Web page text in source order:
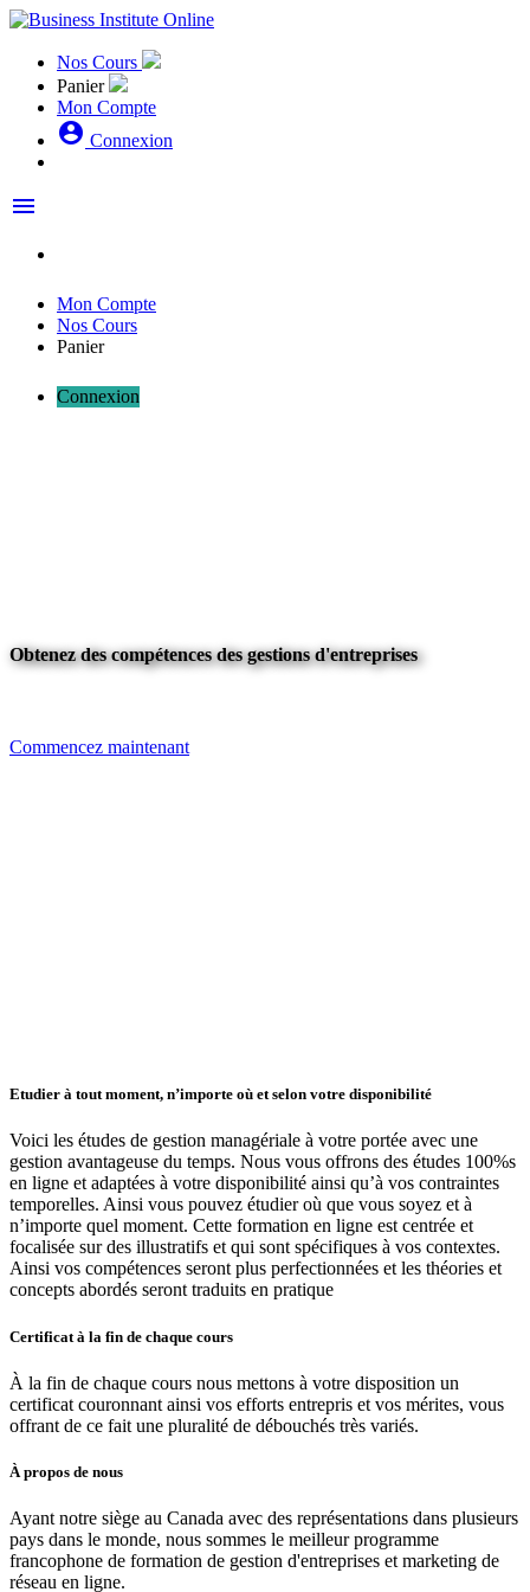
Nos Cours
Panier
Mon Compte
account_circle Connexion
menu
Mon Compte
Nos Cours
Panier
Connexion
Obtenez des compétences des gestions d'entreprises
Commencez maintenant
Etudier à tout moment, n’importe où et selon votre disponibilité
Voici les études de gestion managériale à votre portée avec une
gestion avantageuse du temps. Nous vous offrons des études 100%s
en ligne et adaptées à votre disponibilité ainsi qu’à vos contraintes
temporelles. Ainsi vous pouvez étudier où que vous soyez et à
n’importe quel moment. Cette formation en ligne est centrée et
focalisée sur des illustratifs et qui sont spécifiques à vos contextes.
Ainsi vos compétences seront plus perfectionnées et les théories et
concepts abordés seront traduits en pratique
Certificat à la fin de chaque cours
À la fin de chaque cours nous mettons à votre disposition un
certificat couronnant ainsi vos efforts entrepris et vos mérites, vous
offrant de ce fait une pluralité de débouchés très variés.
À propos de nous
Ayant notre siège au Canada avec des représentations dans plusieurs
pays dans le monde, nous sommes le meilleur programme
francophone de formation de gestion d'entreprises et marketing de
réseau en ligne.